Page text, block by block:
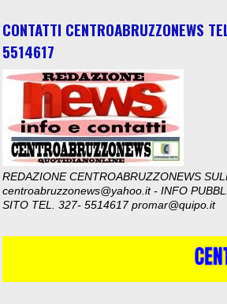
CONTATTI CENTROABRUZZONEWS
5514617
REDAZIONE CENTROABRUZZONEWS
centroabruzzonews@yahoo.it - INFO
SITO TEL. 327- 5514617 promar@quipo.it